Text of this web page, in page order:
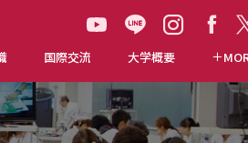
国際交流 大学概要